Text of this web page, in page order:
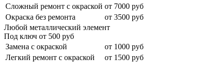
Сложный ремонт с окраской от 7000 руб
Окраска без ремонта
от 3500 руб
Любой металлический элемент
Под ключ от 500 руб
Замена с окраской
от 1000 руб
Легкий ремонт с окраской
от 1500 руб